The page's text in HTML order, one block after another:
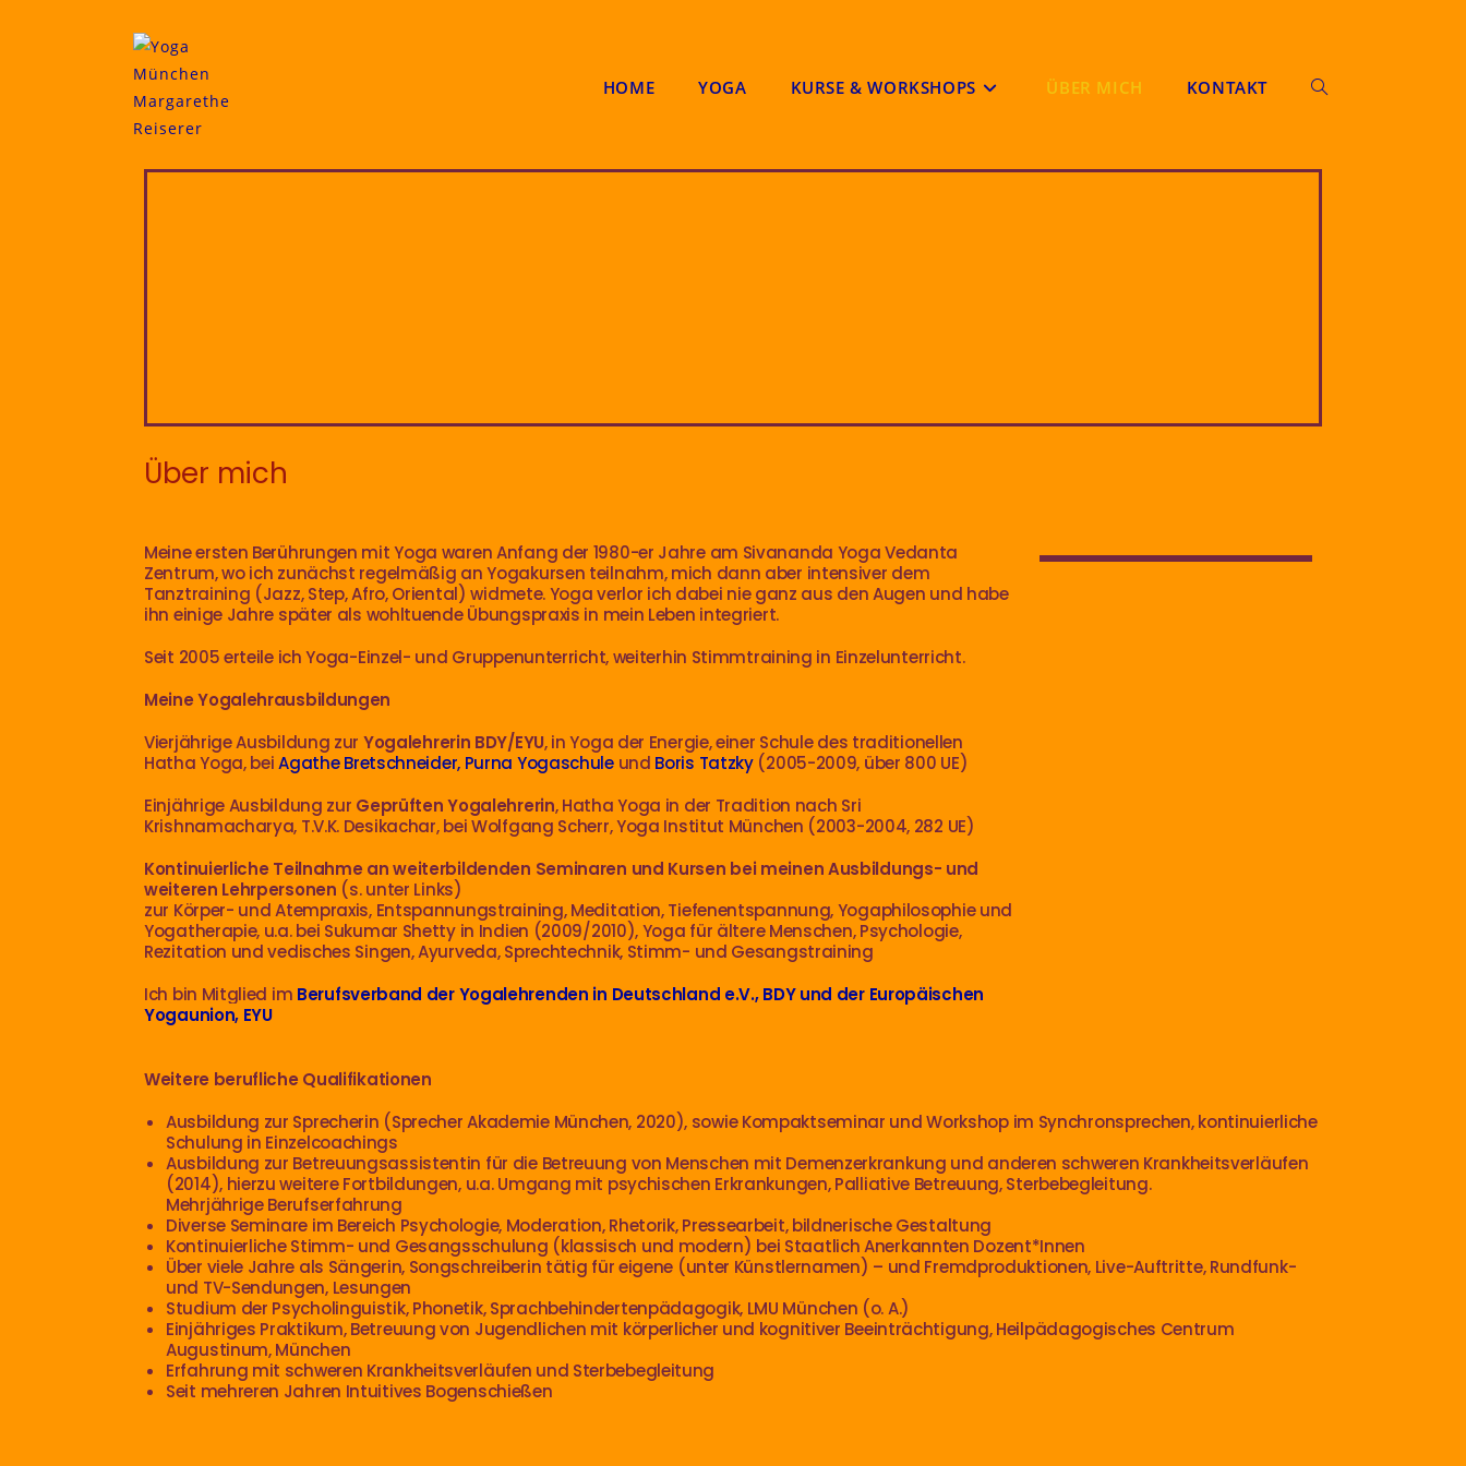
HOME YOGA KURSE & WORKSHOPS ÜBER MICH KONTAKT
Über mich
Meine ersten Berührungen mit Yoga waren Anfang der 1980-er Jahre am Sivananda Yoga Vedanta
Zentrum, wo ich zunächst regelmäßig an Yogakursen teilnahm, mich dann aber intensiver dem
Tanztraining (Jazz, Step, Afro, Oriental) widmete. Yoga verlor ich dabei nie ganz aus den Augen und habe
ihn einige Jahre später als wohltuende Übungspraxis in mein Leben integriert.
Seit 2005 erteile ich Yoga-Einzel- und Gruppenunterricht, weiterhin Stimmtraining in Einzelunterricht.
Meine Yogalehrausbildungen
Vierjährige Ausbildung zur Yogalehrerin BDY/EYU, in Yoga der Energie, einer Schule des traditionellen
Hatha Yoga, beiAgathe Bretschneider, Purna Yogaschuleund Boris Tatzky(2005-2009, über 800 UE)
Einjährige Ausbildung zur Geprüften Yogalehrerin, Hatha Yoga in der Tradition nach Sri
Krishnamacharya, T.V.K. Desikachar, bei Wolfgang Scherr, Yoga Institut München (2003-2004, 282 UE)
Kontinuierliche Teilnahme an weiterbildenden Seminaren und Kursen bei meinen Ausbildungs- und
weiteren Lehrpersonen (s. unter Links)
zur Körper- und Atempraxis, Entspannungstraining, Meditation, Tiefenentspannung, Yogaphilosophie und
Yogatherapie, u.a. bei Sukumar Shetty in Indien (2009/2010), Yoga für ältere Menschen, Psychologie,
Rezitation und vedisches Singen, Ayurveda, Sprechtechnik, Stimm- und Gesangstraining
Ich bin Mitglied im Berufsverband der Yogalehrenden in Deutschland e.V., BDYund der Europäischen
Yogaunion, EYU
Weitere berufliche Qualifikationen
Ausbildung zur Sprecherin (Sprecher Akademie München, 2020), sowie Kompaktseminar und Workshop im Synchronsprechen, kontinuierliche
Schulung in Einzelcoachings
Ausbildung zur Betreuungsassistentin für die Betreuung von Menschen mit Demenzerkrankung und anderen schweren Krankheitsverläufen
(2014), hierzu weitere Fortbildungen, u.a. Umgang mit psychischen Erkrankungen, Palliative Betreuung, Sterbebegleitung.
Mehrjährige Berufserfahrung
Diverse Seminare im Bereich Psychologie, Moderation, Rhetorik, Pressearbeit, bildnerische Gestaltung
Kontinuierliche Stimm- und Gesangsschulung (klassisch und modern) bei Staatlich Anerkannten Dozent*Innen
Über viele Jahre als Sängerin, Songschreiberin tätig für eigene (unter Künstlernamen) – und Fremdproduktionen, Live-Auftritte, Rundfunk-
und TV-Sendungen, Lesungen
Studium der Psycholinguistik, Phonetik, Sprachbehindertenpädagogik, LMU München (o. A.)
Einjähriges Praktikum, Betreuung von Jugendlichen mit körperlicher und kognitiver Beeinträchtigung, Heilpädagogisches Centrum
Augustinum, München
Erfahrung mit schweren Krankheitsverläufen und Sterbebegleitung
Seit mehreren Jahren Intuitives Bogenschießen